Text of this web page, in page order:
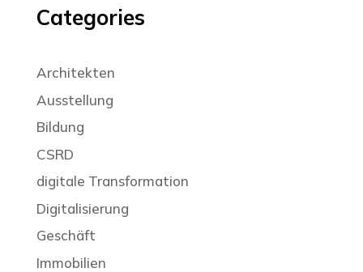
Categories
Architekten
Ausstellung
Bildung
CSRD
digitale Transformation
Digitalisierung
Geschäft
Immobilien